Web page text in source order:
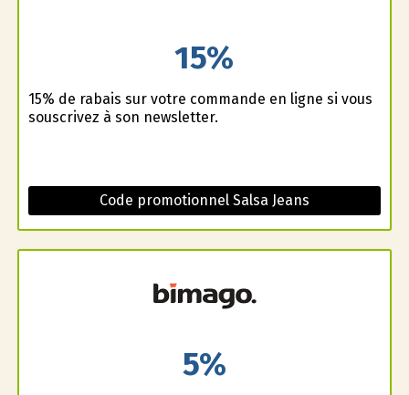
15%
15% de rabais sur votre commande en ligne si vous
souscrivez à son newsletter.
Code promotionnel Salsa Jeans
5%